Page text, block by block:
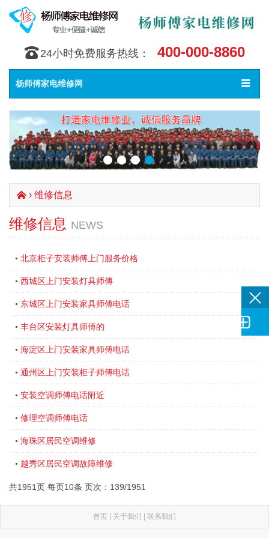
󰇯 24小时免费服务热线： 400-000-8860
Toggle
󰀥
杨师傅家电维修网
󰄫 › 维修信息
维修信息 NEWS
• 北京柜子安装师傅上门服务价格
• 西城区上门安装灯具师傅
• 东城区上门安装家具师傅电话
• 丰台区安装灯具师傅的
• 海淀区上门安装家具师傅电话
• 通州区上门安装柜子师傅电话
• 安装空调师傅电话附近
• 修理空调师傅电话
• 海珠区居民空调维修
• 越秀区居民空调故障维修
共1951页 每页10条 页次：139/1951
首页 | 关于我们 | 联系我们
